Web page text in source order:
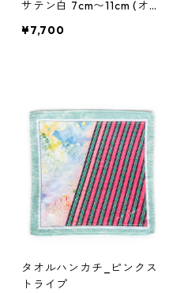
サテン白 7cm〜11cm (オー
¥7,700
タオルハンカチ_ピンクス
トライプ